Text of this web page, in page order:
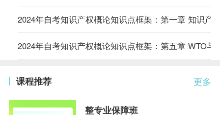
2024年自考知识产权概论知识点框架：第一章 知识产
2024年自考知识产权概论知识点框架：第五章 WTO与
更多
课程推荐
整专业保障班